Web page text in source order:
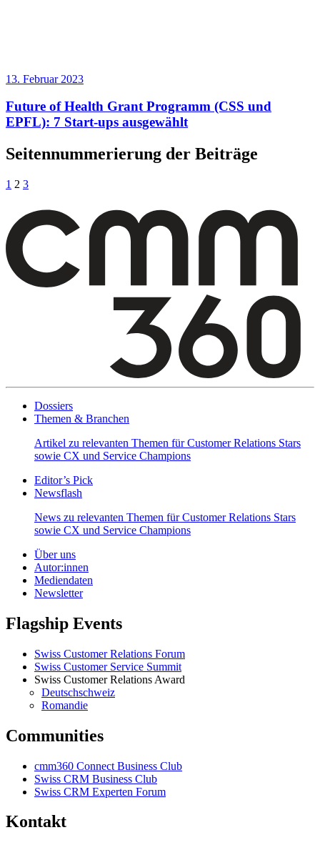
13. Februar 2023
Future of Health Grant Programm (CSS und
EPFL): 7 Start-ups ausgewählt
Seitennummerierung der Beiträge
1 2 3
Dossiers
Themen & Branchen
Artikel zu relevanten Themen für Customer Relations Stars
sowie CX und Service Champions
Editor’s Pick
Newsflash
News zu relevanten Themen für Customer Relations Stars
sowie CX und Service Champions
Über uns
Autor:innen
Mediendaten
Newsletter
Flagship Events
Swiss Customer Relations Forum
Swiss Customer Service Summit
Swiss Customer Relations Award
Deutschschweiz
Romandie
Communities
cmm360 Connect Business Club
Swiss CRM Business Club
Swiss CRM Experten Forum
Kontakt